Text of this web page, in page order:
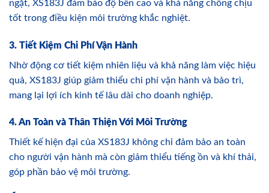
ngặt, XS183J đảm bảo độ bền cao và khả năng chống chịu
tốt trong điều kiện môi trường khắc nghiệt.
3. Tiết Kiệm Chi Phí Vận Hành
Nhờ động cơ tiết kiệm nhiên liệu và khả năng làm việc hiệu
quả, XS183J giúp giảm thiểu chi phí vận hành và bảo trì,
mang lại lợi ích kinh tế lâu dài cho doanh nghiệp.
4. An Toàn và Thân Thiện Với Môi Trường
Thiết kế hiện đại của XS183J không chỉ đảm bảo an toàn
cho người vận hành mà còn giảm thiểu tiếng ồn và khí thải,
góp phần bảo vệ môi trường.